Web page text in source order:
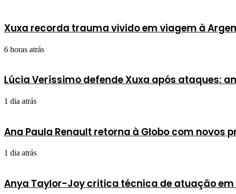
Xuxa recorda trauma vivido em viagem à
6 horas atrás
Lúcia Veríssimo defende Xuxa após ataques:
1 dia atrás
Ana Paula Renault retorna à Globo com novos
1 dia atrás
Anya Taylor-Joy critica técnica de atuação